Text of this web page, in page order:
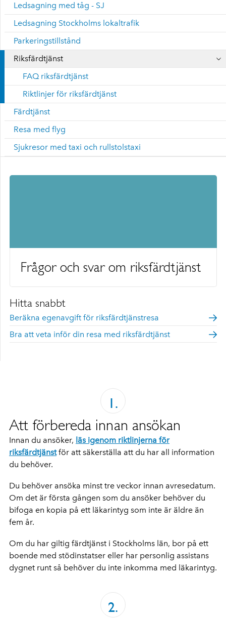
Ledsagning med tåg - SJ
Ledsagning Stockholms lokaltrafik
Parkeringstillstånd
Riksfärdtjänst
FAQ riksfärdtjänst
Riktlinjer för riksfärdtjänst
Färdtjänst
Resa med flyg
Sjukresor med taxi och rullstolstaxi
Frågor och svar om riksfärdtjänst
Hitta snabbt
Beräkna egenavgift för riksfärdtjänstresa
Bra att veta inför din resa med riksfärdtjänst
Att förbereda innan ansökan
Innan du ansöker, läs igenom riktlinjerna för
riksfärdtjänstför att säkerställa att du har all information
du behöver.
Du behöver ansöka minst tre veckor innan avresedatum.
Om det är första gången som du ansöker behöver du
bifoga en kopia på ett läkarintyg som inte är äldre än
fem år.
Om du har giltig färdtjänst i Stockholms län, bor på ett
boende med stödinstatser eller har personlig assistans
dygnet runt så behöver du inte inkomma med läkarintyg.